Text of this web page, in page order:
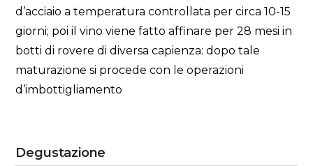
d’acciaio a temperatura controllata per circa 10-15
giorni; poi il vino viene fatto affinare per 28 mesi in
botti di rovere di diversa capienza: dopo tale
maturazione si procede con le operazioni
d’imbottigliamento
Degustazione